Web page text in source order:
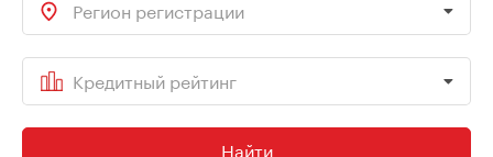
Регион регистрации
Кредитный рейтинг
Найти